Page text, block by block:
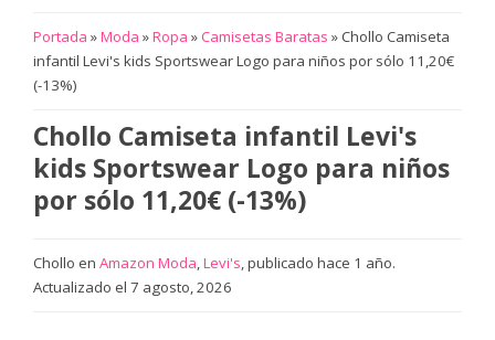
Portada »Moda »Ropa »Camisetas Baratas » Chollo Camiseta
infantil Levi's kids Sportswear Logo para niños por sólo 11,20€
(-13%)
Chollo Camiseta infantil Levi's
kids Sportswear Logo para niños
por sólo 11,20€ (-13%)
Chollo en Amazon Moda,Levi's, publicado hace 1 año.
Actualizado el 7 agosto, 2026